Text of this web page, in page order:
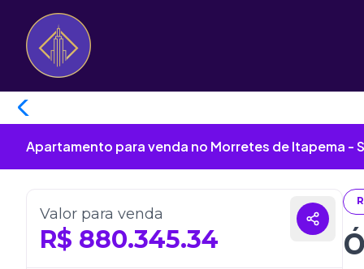
Apartamento para venda no Morretes de Itapema -
Valor para venda
R$ 880.345.34